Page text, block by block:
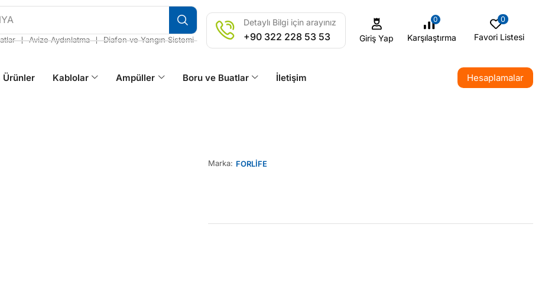
❘ Avize Aydınlatma ❘ Diafon ve Yangın Sistemi
Detaylı Bilgi için arayınız
+90 322 228 53 53 Giriş Yap
0
Karşılaştırma
0
Favori Listesi
Ürünler Kablolar Ampüller Boru ve Buatlar İletişim Hesaplamalar
Marka: FORLİFE